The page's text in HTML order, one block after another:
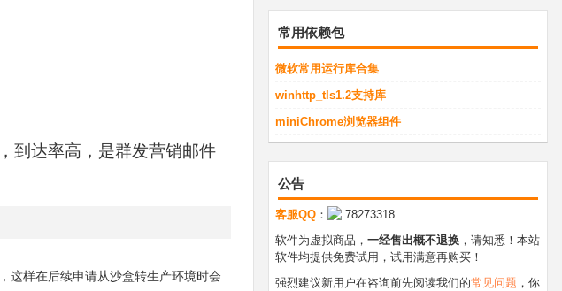
常用依赖包
微软常用运行库合集
winhttp_tls1.2支持库
miniChrome浏览器组件
公告
客服QQ ：
78273318
软件为虚拟商品， 一经售出概不退换 ，请知悉！本站
软件均提供免费试用，试用满意再购买！
强烈建议新用户在咨询前先阅读我们的常见问题 ，你
到达率高，是群发营销邮件
这样在后续申请从沙盒转生产环境时会